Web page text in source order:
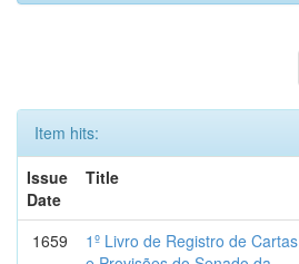
Item hits:
Issue
Date
Title
1659
1º Livro de Registro de Cartas